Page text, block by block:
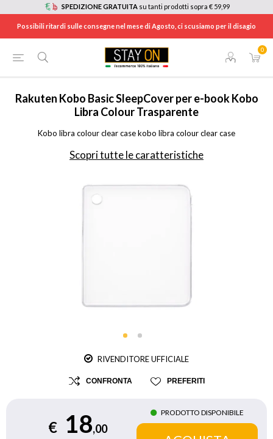
SPEDIZIONE GRATUITA su tanti prodotti sopra € 59,99
Possibili ritardi sulle consegne nel mese di Agosto, ci scusiamo per il disagio
0
HOME INFORMATICA / TABLET E E-BOOK READER
Rakuten Kobo Basic SleepCover per e-book Kobo
Libra Colour Trasparente
Kobo libra colour clear case kobo libra colour clear case
Scopri tutte le caratteristiche
RIVENDITORE UFFICIALE
CONFRONTA PREFERITI
€ 18,00
PRODOTTO DISPONIBILE